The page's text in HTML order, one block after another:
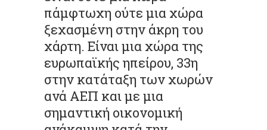
πάμφτωχη ούτε μια χώρα
ξεχασμένη στην άκρη του
χάρτη. Είναι μια χώρα της
ευρωπαϊκής ηπείρου, 33η
στην κατάταξη των χωρών
ανά ΑΕΠ και με μια
σημαντική οικονομική